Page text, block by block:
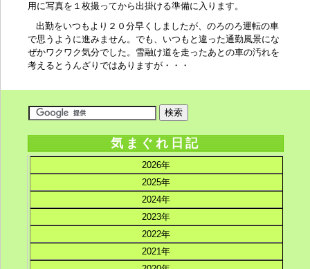
用に写真を１枚撮ってから出掛ける準備に入ります。
出勤をいつもより２０分早くしましたが、のろのろ運転の車
で思うように進みません。でも、いつもと違った通勤風景にな
ぜかワクワク気分でした。雪融け道を走ったあとの車の汚れを
考えるとうんざりではありますが・・・
気まぐれ日記